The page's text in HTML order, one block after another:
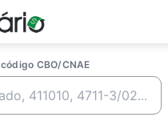
CBO/CNAE